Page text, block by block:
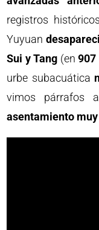
registros
Yuyuan
Sui y Tang (en907
urbe subacuática
vimos párrafos
asentamiento